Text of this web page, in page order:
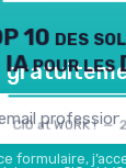
10 des
IA pour les
CIO at WORK ! —
formulaire,